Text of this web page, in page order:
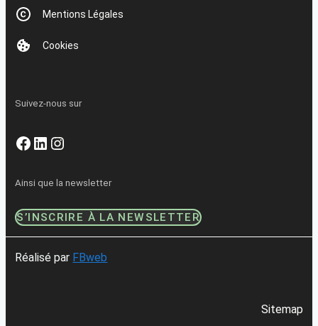
Mentions Légales
Cookies
Suivez-nous sur
Facebook
LinkedIn
Instagram
Ainsi que la newsletter
S’INSCRIRE À LA NEWSLETTER
Réalisé par FBweb
Sitemap